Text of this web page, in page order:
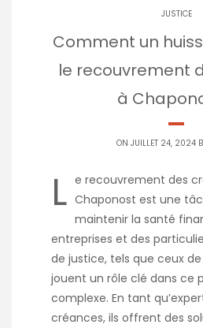
JUSTICE
Comment un
le recouvrement
à
ON JUILLET 24, 2024
L e recouvrement des
Chaponost est une
maintenir la santé
entreprises et des
de justice, tels que ceux de
jouent un rôle clé dans ce
complexe. En tant
créances, ils offrent des